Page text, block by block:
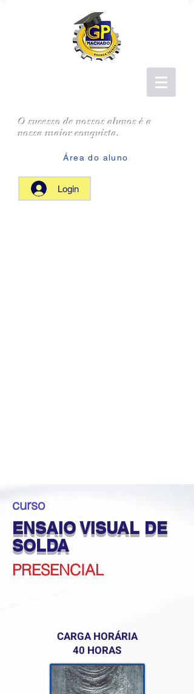
O sucesso de nossos alunos é a
nossa maior conquista.
Área do aluno
Login
curso
ENSAIO VISUAL DE
SOLDA
PRESENCIAL
CARGA HORÁRIA
40 HORAS